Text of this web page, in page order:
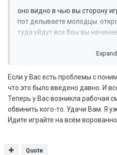
оно видно в чью вы сторону
пот делываете молодцы
туда уйдут все боы вы
Expand
Если у Вас есть проблемы с
что это было введено давно. И
Теперь у Вас возникла рабочая
обвинить кого-то. Удачи Вам. Я
Идите играйте на всём
Quote